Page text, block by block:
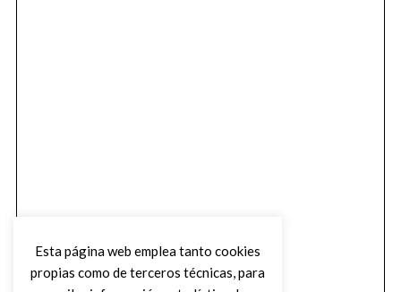
Esta página web emplea tanto cookies
propias como de terceros técnicas, para